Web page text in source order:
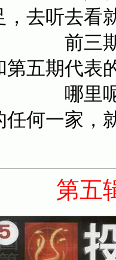
去听去看
前三
五期代表
哪里
任何一家，
第五